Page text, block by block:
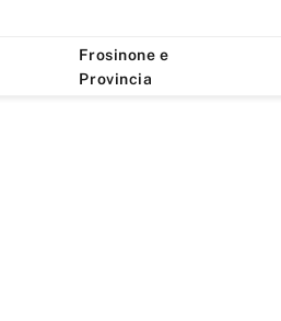
Frosinone e
Provincia